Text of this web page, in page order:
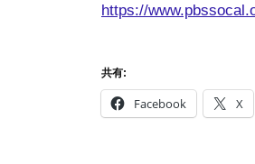
https://
共有:
Facebook X